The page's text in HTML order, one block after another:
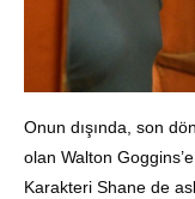
Onun dışında, son
olan Walton
Karakteri Shane de